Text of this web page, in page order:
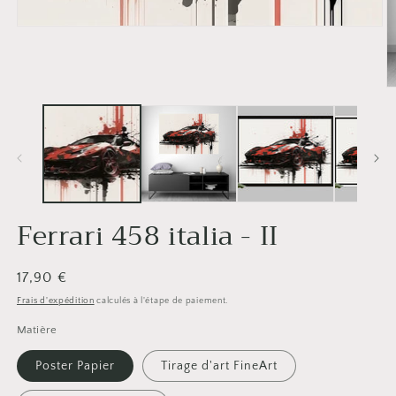
modale
Ferrari 458 italia - II
Prix
habituel
17,90 €
Frais d'expédition calculés à l'étape de paiement.
Matière
Poster Papier Tirage d'art FineArt